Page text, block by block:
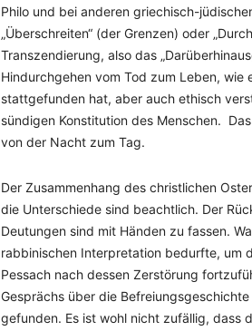
Philo und bei anderen griechisch-
„Überschreiten“ (der Grenzen) oder
Transzendierung, also das
Hindurchgehen vom Tod zum Leben, wie
stattgefunden hat, aber auch ethisch
sündigen Konstitution des Menschen.
von der Nacht zum Tag.
Der Zusammenhang des christlichen
die Unterschiede sind beachtlich. Der
Deutungen sind mit Händen zu fassen.
rabbinischen Interpretation bedurfte, um
Pessach nach dessen Zerstörung
Gesprächs über die
gefunden. Es ist wohl nicht zufällig, dass